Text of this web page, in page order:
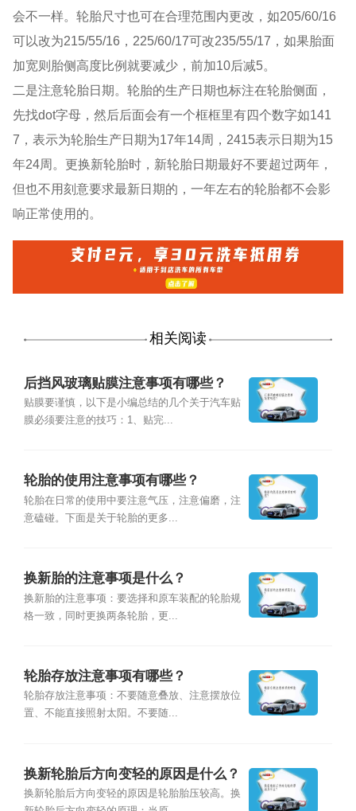
会不一样。轮胎尺寸也可在合理范围内更改，如205/60/16
可以改为215/55/16，225/60/17可改235/55/17，如果胎面
加宽则胎侧高度比例就要减少，前加10后减5。
二是注意轮胎日期。轮胎的生产日期也标注在轮胎侧面，
先找dot字母，然后后面会有一个框框里有四个数字如141
7，表示为轮胎生产日期为17年14周，2415表示日期为15
年24周。更换新轮胎时，新轮胎日期最好不要超过两年，
但也不用刻意要求最新日期的，一年左右的轮胎都不会影
响正常使用的。
相关阅读
后挡风玻璃贴膜注意事项有哪些？
贴膜要谨慎，以下是小编总结的几个关于汽车贴
膜必须要注意的技巧：1、贴完...
轮胎的使用注意事项有哪些？
轮胎在日常的使用中要注意气压，注意偏磨，注
意磕碰。下面是关于轮胎的更多...
换新胎的注意事项是什么？
换新胎的注意事项：要选择和原车装配的轮胎规
格一致，同时更换两条轮胎，更...
轮胎存放注意事项有哪些？
轮胎存放注意事项：不要随意叠放、注意摆放位
置、不能直接照射太阳。不要随...
换新轮胎后方向变轻的原因是什么？
换新轮胎后方向变轻的原因是轮胎胎压较高。换